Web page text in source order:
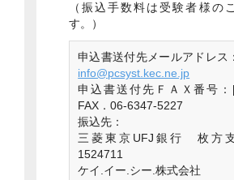
（振込手数料は受験者様の
す。）
申込書送付先メールアドレ
info@pcsyst.kec.ne.jp
申込書送付先ＦＡＸ番号
FAX．06-6347-5227
振込先：
三菱東京UFJ銀行 枚方支
1524711
ケイ.イー.シー.株式会社